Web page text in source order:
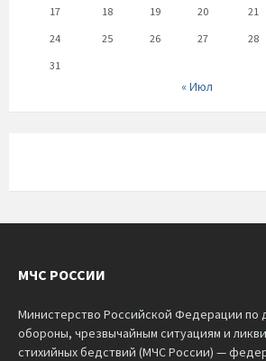
17
18 19 20 21
24
25 26 27 28
31
« Июл
МЧС РОССИИ
Министерство Российской Федерации по
обороны, чрезвычайным ситуациям и
стихийных бедствий (МЧС России) —